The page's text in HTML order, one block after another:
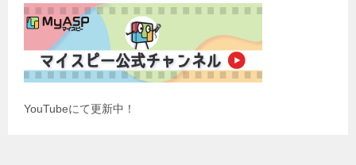
YouTubeにて更新中！